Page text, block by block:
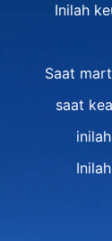
Inilah
Saat
saat